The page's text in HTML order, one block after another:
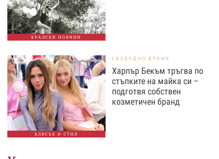
КРАЛСКИ НОВИНИ
БЛЯСЪК И СТИЛ
СВОБОДНО ВРЕМЕ
Харпър Бекъм тръгва по
стъпките на майка си –
подготвя собствен
козметичен бранд